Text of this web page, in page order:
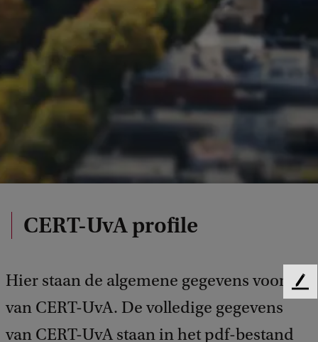
CERT-UvA profile
Hier staan de algemene gegevens voor
van CERT-UvA. De volledige gegevens
van CERT-UvA staan in het pdf-bestand
F